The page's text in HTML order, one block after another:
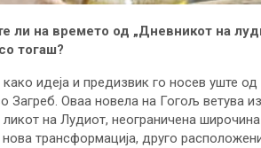
ли на времето од „Дневникот на
тогаш?
како идеја и предизвик го носев уште
Загреб. Оваа новела на Гогољ ветува
ликот на Лудиот, неограничена
нова трансформација, друго